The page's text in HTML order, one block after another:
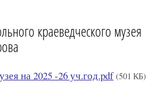
краеведческого музея
на 2025 -26 уч.год.pdf (501 КБ)